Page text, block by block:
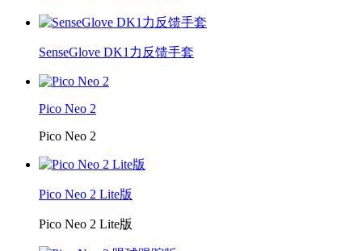
SenseGlove DK1力反馈手套
Pico Neo 2
Pico Neo 2
Pico Neo 2 Lite版
Pico Neo 2 Lite版